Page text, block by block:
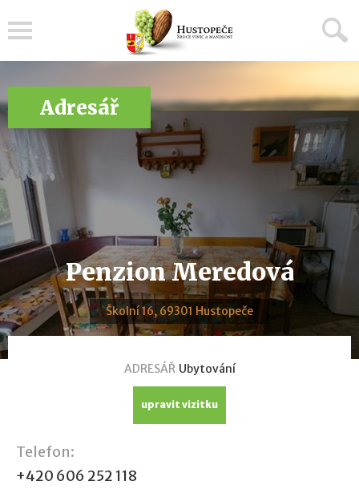
Adresář
Penzion Meredová
Školní 16, 69301 Hustopeče
ADRESÁŘ Ubytování
upravit vizitku
Telefon:
+420 606 252 118